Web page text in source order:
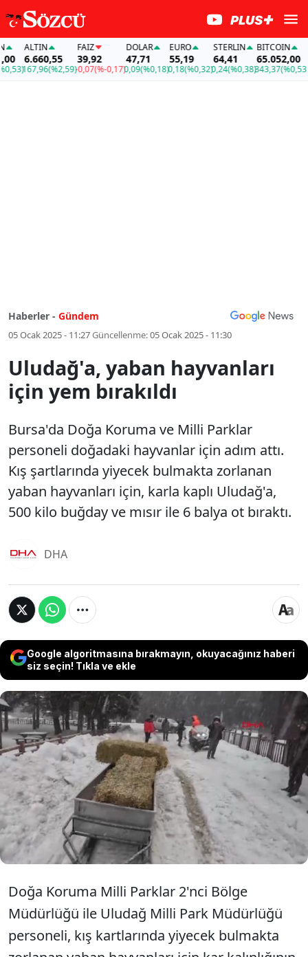
ALTIN
6.660,55
167,96(%2,59)
FAİZ
39,92
-0,07(%-0,17)
DOLAR
47,71
0,09(%0,18)
EURO
55,19
0,18(%0,32)
STERLIN
64,41
0,24(%0,38)
BITCOIN
65.052,00
343,37(%0,53)
Haberler - Gündem
05 Ocak 2025 - 11:27Güncellenme:05 Ocak 2025 - 11:30
Uludağ'a, yaban hayvanları
için yem bırakıldı
Bursa'da Doğa Koruma ve Milli Parklar
personeli doğadaki hayvanlar için adım attı.
Kış şartlarında yiyecek bulmakta zorlanan
yaban hayvanları için, karla kaplı Uludağ'a,
500 kilo buğday ve mısır ile 6 balya ot bıraktı.
DHA
Google algoritmasına bırakmayın, okuyacağınız haberi
siz seçin! Tıkla ve ekle
Bursa'da Doğa Koruma ve Milli Parklar
personeli doğadaki hayvanlar için adım attı.
Kış şartlarında yiyecek bulmakta zorlanan
yaban hayvanları için, karla kaplı Uludağ'a, 500
kilo buğday ve mısır ile 6 balya ot bıraktı.
Doğa Koruma Milli Parklar 2'nci Bölge
Müdürlüğü ile Uludağ Milli Park Müdürlüğü
personeli, kış kartlarında yiyecek bulmakta